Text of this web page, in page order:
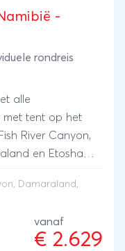
-
rondreis
alle
met tent op het
River Canyon,
en Etosha
, Damaraland ,
vanaf
€ 2.629